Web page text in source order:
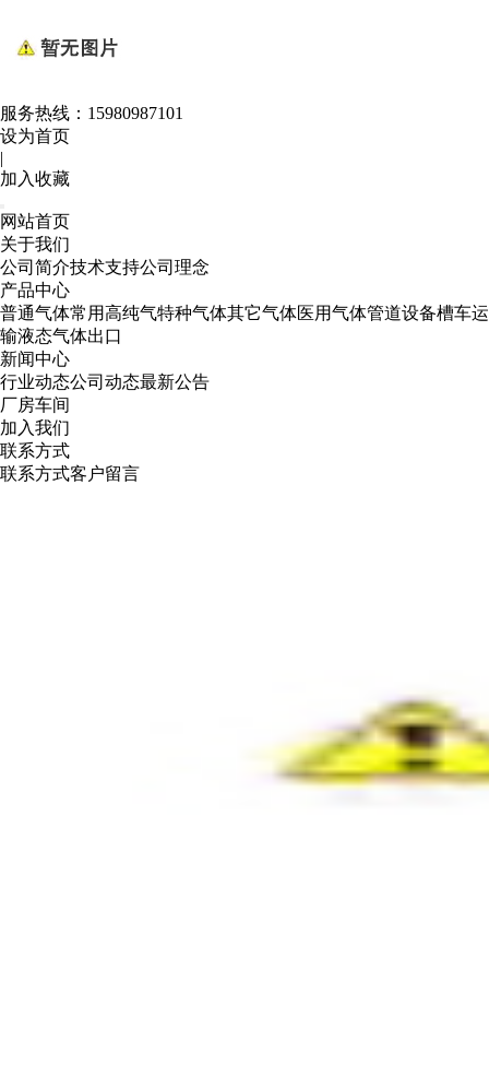
服务热线： 15980987101
设为首页
|
加入收藏
网站首页
关于我们
公司简介技术支持公司理念
产品中心
普通气体常用高纯气特种气体其它气体医用气体管道设备槽车运
输液态气体出口
新闻中心
行业动态公司动态最新公告
厂房车间
加入我们
联系方式
联系方式客户留言